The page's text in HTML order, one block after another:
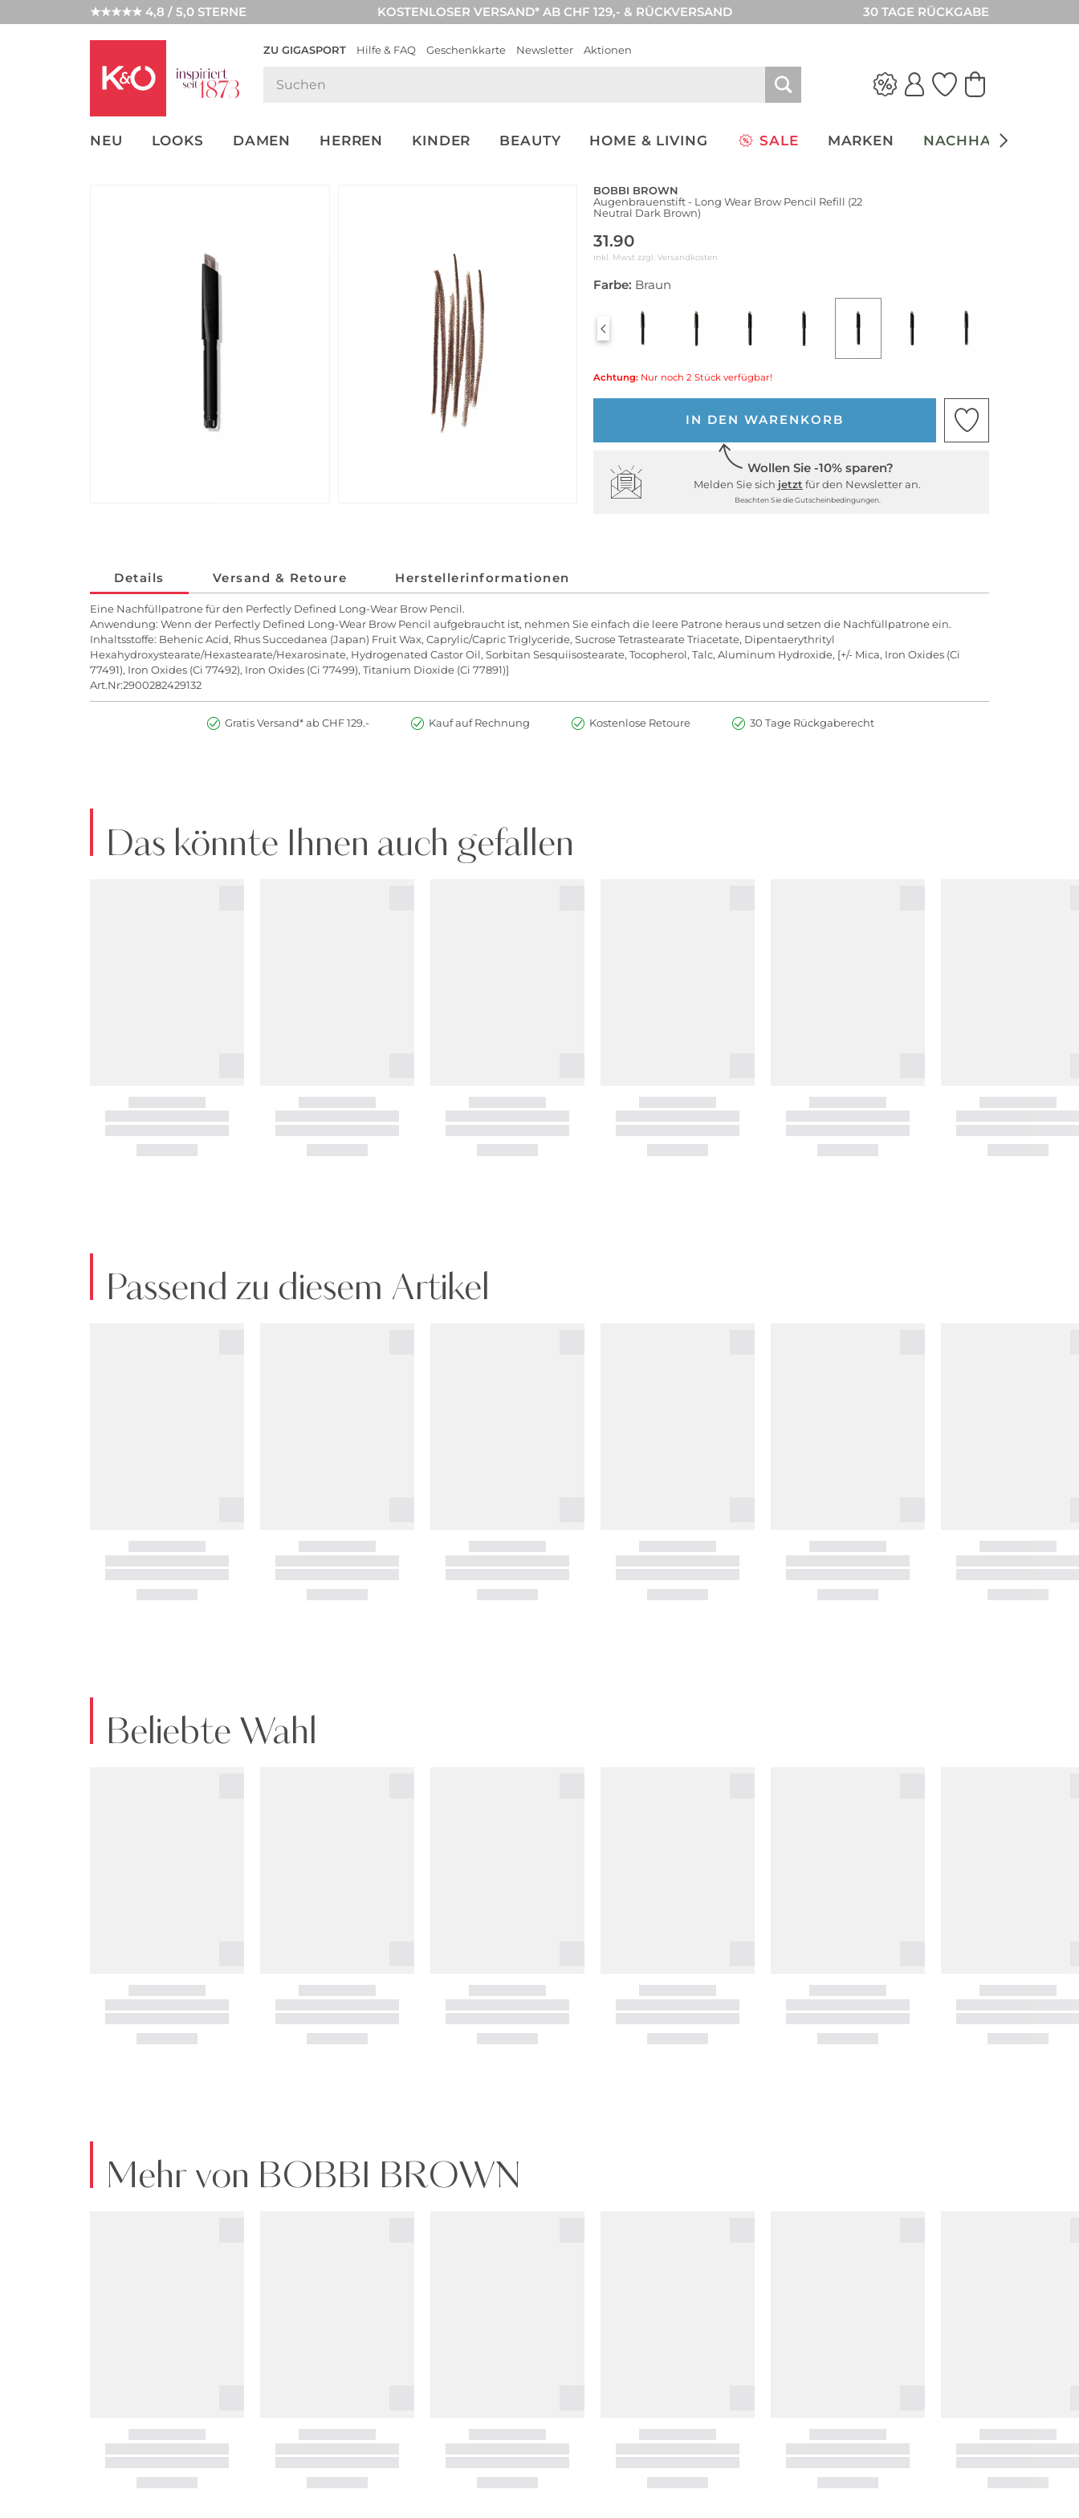
★★★★★ 4,8 / 5,0 STERNE KOSTENLOSER VERSAND* AB CHF 129,- & RÜCKVERSAND 30 TAGE RÜCKGABE
ZU GIGASPORT Hilfe & FAQ Geschenkkarte Newsletter Aktionen
NEU LOOKS DAMEN HERREN KINDER BEAUTY HOME & LIVING SALE MARKEN NACHHALTIGKEIT
NEW IN
WEDDING
BOBBI BROWN
Augenbrauenstift - Long Wear Brow Pencil Refill (22
Neutral Dark Brown)
31.90
inkl. Mwst zzgl. Versandkosten
Farbe: Braun
Achtung: Nur noch 2 Stück verfügbar!
IN DEN WARENKORB
Wollen Sie -10% sparen?
Melden Sie sich jetzt für den Newsletter an.
Beachten Sie die Gutscheinbedingungen.
Details Versand & Retoure Herstellerinformationen
Eine Nachfüllpatrone für den Perfectly Defined Long-Wear Brow Pencil.
Anwendung: Wenn der Perfectly Defined Long-Wear Brow Pencil aufgebraucht ist, nehmen Sie einfach die leere Patrone heraus und setzen die Nachfüllpatrone ein.
Inhaltsstoffe: Behenic Acid, Rhus Succedanea (Japan) Fruit Wax, Caprylic/Capric Triglyceride, Sucrose Tetrastearate Triacetate, Dipentaerythrityl
Hexahydroxystearate/Hexastearate/Hexarosinate, Hydrogenated Castor Oil, Sorbitan Sesquiisostearate, Tocopherol, Talc, Aluminum Hydroxide, [+/- Mica, Iron Oxides (Ci
77491), Iron Oxides (Ci 77492), Iron Oxides (Ci 77499), Titanium Dioxide (Ci 77891)]
Art.Nr:2900282429132
Gratis Versand* ab CHF 129.- Kauf auf Rechnung Kostenlose Retoure 30 Tage Rückgaberecht
Das könnte Ihnen auch gefallen
Passend zu diesem Artikel
Beliebte Wahl
Mehr von BOBBI BROWN